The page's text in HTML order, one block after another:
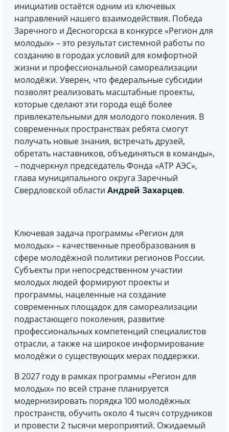
инициатив остаётся одним из ключевых
направлений нашего взаимодействия. Победа
Заречного и Десногорска в конкурсе «Регион для
молодых» – это результат системной работы по
созданию в городах условий для комфортной
жизни и профессиональной самореализации
молодёжи. Уверен, что федеральные субсидии
позволят реализовать масштабные проекты,
которые сделают эти города ещё более
привлекательными для молодого поколения. В
современных пространствах ребята смогут
получать новые знания, встречать друзей,
обретать наставников, объединяться в команды»,
– подчеркнул председатель Фонда «АТР АЭС»,
глава муниципального округа Заречный
Свердловской области Андрей Захарцев.
Ключевая задача программы «Регион для
молодых» – качественные преобразования в
сфере молодёжной политики регионов России.
Субъекты при непосредственном участии
молодых людей формируют проекты и
программы, нацеленные на создание
современных площадок для самореализации
подрастающего поколения, развитие
профессиональных компетенций специалистов
отрасли, а также на широкое информирование
молодёжи о существующих мерах поддержки.
В 2027 году в рамках программы «Регион для
молодых» по всей стране планируется
модернизировать порядка 100 молодёжных
пространств, обучить около 4 тысяч сотрудников
и провести 2 тысячи мероприятий. Ожидаемый